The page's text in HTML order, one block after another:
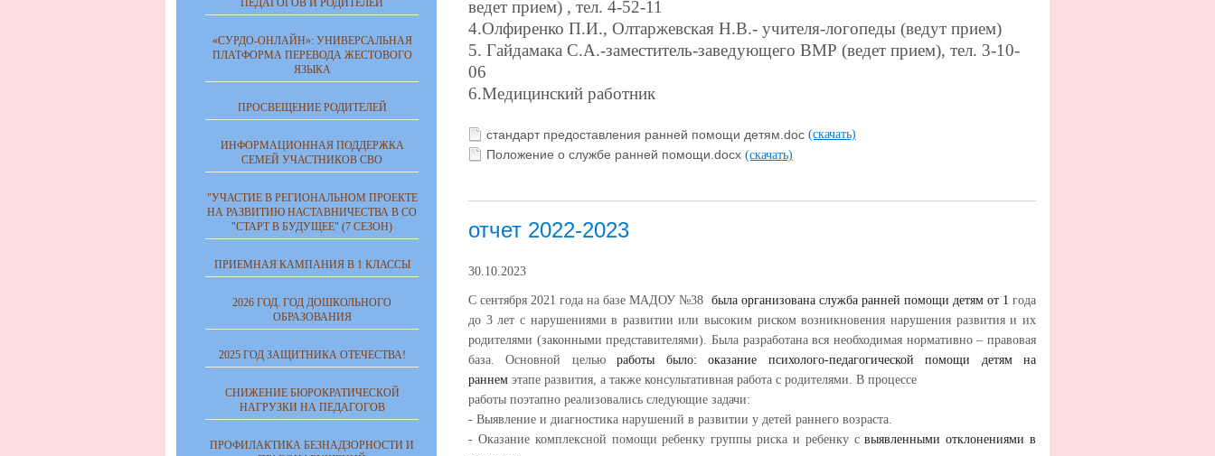
ведет прием) , тел. 4-52-11
4.Олфиренко П.И., Олтаржевская Н.В.- учителя-логопеды (ведут прием)
5. Гайдамака С.А.-заместитель-заведующего ВМР (ведет прием), тел. 3-10-
06
6.Медицинский работник
стандарт предоставления ранней помощи детям.doc (скачать)
Положение о службе ранней помощи.docx (скачать)
отчет 2022-2023
30.10.2023
С сентября 2021 года на базе МАДОУ №38 была организована служба ранней помощи детям от 1 года
до 3 лет с нарушениями в развитии или высоким риском возникновения нарушения развития и их
родителями (законными представителями). Была разработана вся необходимая нормативно – правовая
база. Основной цельюработы было: оказание психолого-педагогической помощи детям на
раннем этапе развития, а также консультативная работа с родителями. В процессе
работы поэтапно реализовались следующие задачи:
- Выявление и диагностика нарушений в развитии у детей раннего возраста.
- Оказание комплексной помощи ребенку группы риска и ребенку свыявленными отклонениями в
ПЕДАГОГОВ И РОДИТЕЛЕЙ
«СУРДО-ОНЛАЙН»: УНИВЕРСАЛЬНАЯ
ПЛАТФОРМА ПЕРЕВОДА ЖЕСТОВОГО
ЯЗЫКА
ПРОСВЕЩЕНИЕ РОДИТЕЛЕЙ
ИНФОРМАЦИОННАЯ ПОДДЕРЖКА
СЕМЕЙ УЧАСТНИКОВ СВО
"УЧАСТИЕ В РЕГИОНАЛЬНОМ ПРОЕКТЕ
НА РАЗВИТИЮ НАСТАВНИЧЕСТВА В СО
"СТАРТ В БУДУЩЕЕ" (7 СЕЗОН)
ПРИЕМНАЯ КАМПАНИЯ В 1 КЛАССЫ
2026 ГОД. ГОД ДОШКОЛЬНОГО
ОБРАЗОВАНИЯ
2025 ГОД ЗАЩИТНИКА ОТЕЧЕСТВА!
СНИЖЕНИЕ БЮРОКРАТИЧЕСКОЙ
НАГРУЗКИ НА ПЕДАГОГОВ
ПРОФИЛАКТИКА БЕЗНАДЗОРНОСТИ И